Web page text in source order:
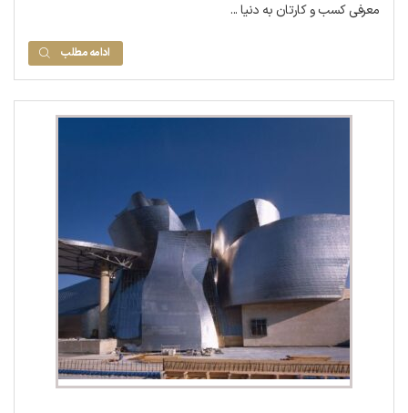
معرفی کسب و کارتان به دنیا ...
ادامه مطلب